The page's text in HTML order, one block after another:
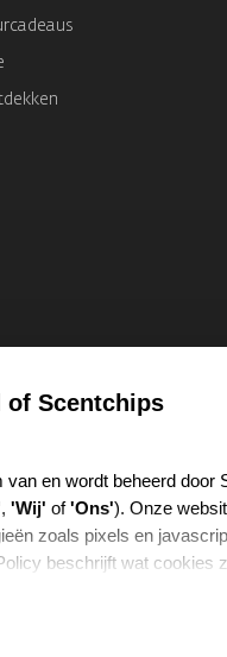
of Scentchips
en wordt beheerd door
, 'Wij' of'Ons'). Onze
zoals pixels en
beschrijft wat cookies